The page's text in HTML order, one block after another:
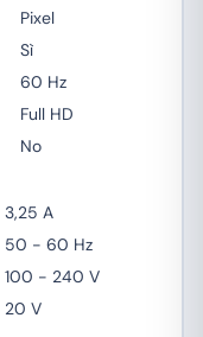
Pixel
Sì
60 Hz
Full HD
No
3,25 A
50 - 60 Hz
100 - 240 V
20 V